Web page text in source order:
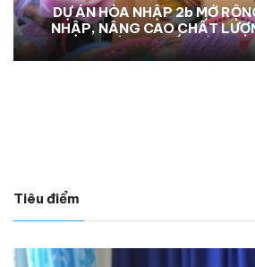
DỰ ÁN HÒA NHẬP 2b MỞ
NHẬP, NÂNG CAO CHẤT
NGƯỜI KHUYẾT TẬT TẠI
Tiêu điểm